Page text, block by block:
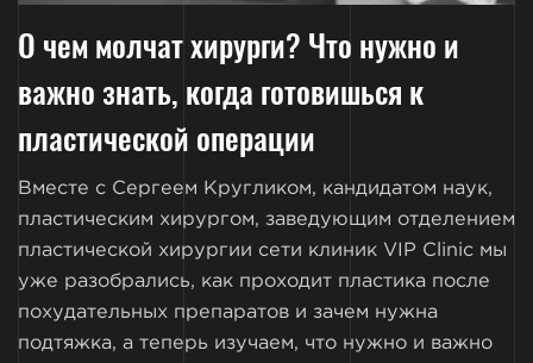
О чем молчат хирурги? Что нужно и
важно знать, когда готовишься к
пластической операции
Вместе с Сергеем Кругликом, кандидатом наук,
пластическим хирургом, заведующим отделением
пластической хирургии сети клиник VIP Clinic мы
уже разобрались, как проходит пластика после
похудательных препаратов и зачем нужна
подтяжка, а теперь изучаем, что нужно и важно